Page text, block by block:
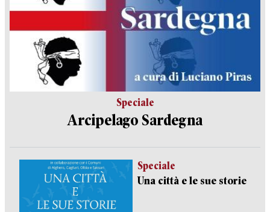
Speciale
Arcipelago Sardegna
Speciale
Una città e le sue storie